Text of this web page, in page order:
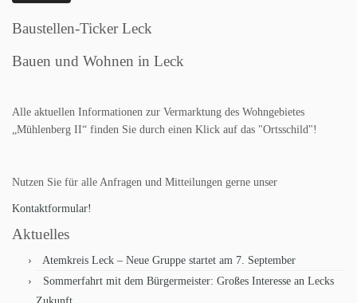
Baustellen-Ticker Leck
Bauen und Wohnen in Leck
Alle aktuellen Informationen zur Vermarktung des Wohngebietes
„Mühlenberg II“ finden Sie durch einen Klick auf das "Ortsschild"!
Nutzen Sie für alle Anfragen und Mitteilungen gerne unser
Kontaktformular!
Aktuelles
Atemkreis Leck – Neue Gruppe startet am 7. September
Sommerfahrt mit dem Bürgermeister: Großes Interesse an Lecks